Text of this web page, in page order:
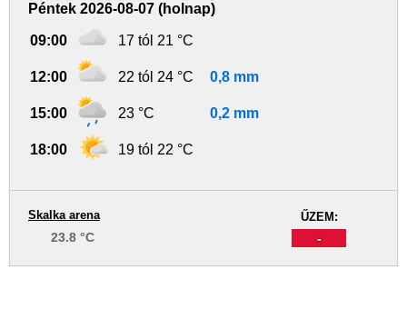
Péntek 2026-08-07 (holnap)
09:00 17 tól 21 °C
12:00 22 tól 24 °C 0,8 mm
15:00 23 °C 0,2 mm
18:00 19 tól 22 °C
ŰZEM:
-
Skalka arena
23.8 °C